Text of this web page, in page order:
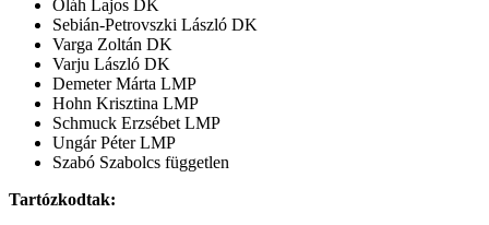
Oláh Lajos DK
Sebián-Petrovszki László DK
Varga Zoltán DK
Varju László DK
Demeter Márta LMP
Hohn Krisztina LMP
Schmuck Erzsébet LMP
Ungár Péter LMP
Szabó Szabolcs független
Tartózkodtak: